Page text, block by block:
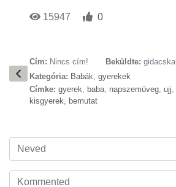
15947
0
Cím: Nincs cím! Beküldte: gidacska
Kategória: Babák, gyerekek
Címke: gyerek, baba, napszemüveg, ujj,
kisgyerek, bemutat